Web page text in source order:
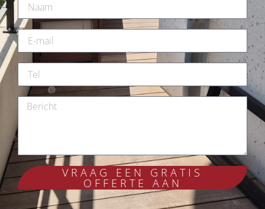
VRAAG EEN GRATIS
OFFERTE AAN